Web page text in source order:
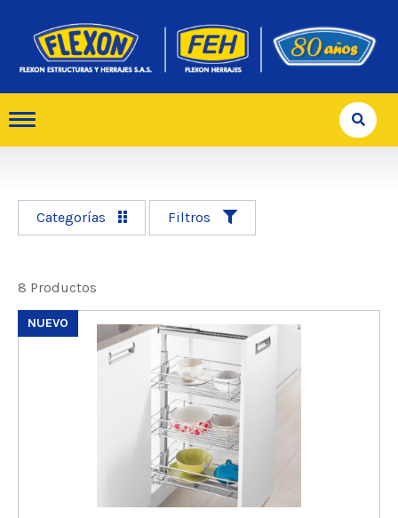
Categorías Filtros
8 Productos
NUEVO